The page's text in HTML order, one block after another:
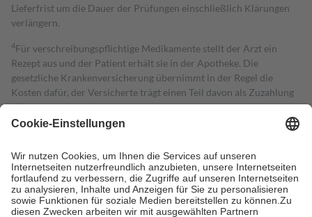
Lieferfrist um die Dauer der Prüfungen einschließlich Klärungen
verlängern.
4Für verschreibungspflichtige Medikamente stellt der Arzt ein
Rezept aus und der Patient erhält sie in der Apotheke. Die
gesetzliche Krankenversicherung übernimmt in der Regel die
Kosten dafür, der Versicherte trägt einen Teil davon als Zuzahlung
mit.
Grundsätzlich leisten Mitglieder Zuzahlungen in Höhe von zehn
höchstens zehn Euro.
Es sind jedoch nie mehr als die tatsächlichen
Kosten der Leistung zu entrichten.
Diese Regeln gelten grundsätzlich auch für Online-Apotheken.
Bei Heilmitteln und häuslicher Krankenpflege beträgt die
Zuzahlung zehn Prozent der Kosten sowie zehn Euro je